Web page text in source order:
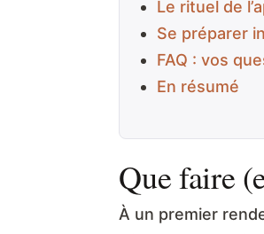
Le rituel de
Se préparer
FAQ : vos
En résumé
Que faire
À un premier